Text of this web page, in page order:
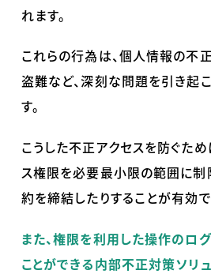
れます。
これらの行為は、個人情報の不
盗難など、深刻な問題を引き起
す。
こうした不正アクセスを防ぐた
ス権限を必要最小限の範囲に制
約を締結したりすることが有効で
また、権限を利用した操作のロ
ことができる内部不正対策ソリ